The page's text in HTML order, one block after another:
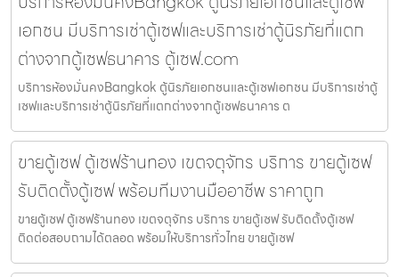
เอกชน มีบริการเช่าตู้เซฟและบริการเช่าตู้นิรภัยที่แตก
ต่างจากตู้เซฟธนาคาร ตู้เซฟ.com
บริการห้องมั่นคงBangkok ตู้นิรภัยเอกชนและตู้เซฟเอกชน มีบริการเช่าตู้
เซฟและบริการเช่าตู้นิรภัยที่แตกต่างจากตู้เซฟธนาคาร ต
ขายตู้เซฟ ตู้เซฟร้านทอง เขตจตุจักร บริการ ขายตู้เซฟ
รับติดตั้งตู้เซฟ พร้อมทีมงานมืออาชีพ ราคาถูก
ขายตู้เซฟ ตู้เซฟร้านทอง เขตจตุจักร บริการ ขายตู้เซฟ รับติดตั้งตู้เซฟ
ติดต่อสอบถามได้ตลอด พร้อมให้บริการทั่วไทย ขายตู้เซฟ